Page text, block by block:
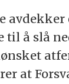
avdekker
til å slå
at